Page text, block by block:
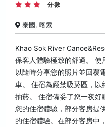
分數
泰國, 喀索
Khao Sok River
保客人體驗極致的舒適。
以隨時分享您的照片並回覆
車。 住宿為嚴禁吸菸區，
抽菸。 住宿備妥了您一夜
您的住宿體驗，部分客房提
的住宿體驗。在部分客房中